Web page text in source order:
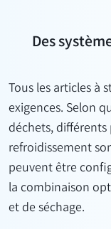
Des
Tous les articles à
exigences. Selon
déchets,
refroidissement
peuvent être
la combinaison
et de séchage.